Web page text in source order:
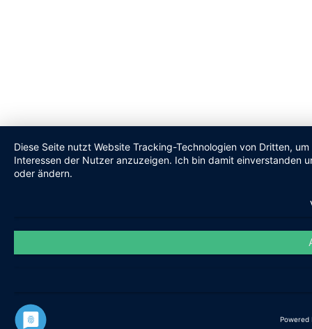
Diese Seite nutzt Website Tracking-Technologien von Dritten,
Interessen der Nutzer anzuzeigen. Ich bin damit einverstanden
oder ändern.
Powered